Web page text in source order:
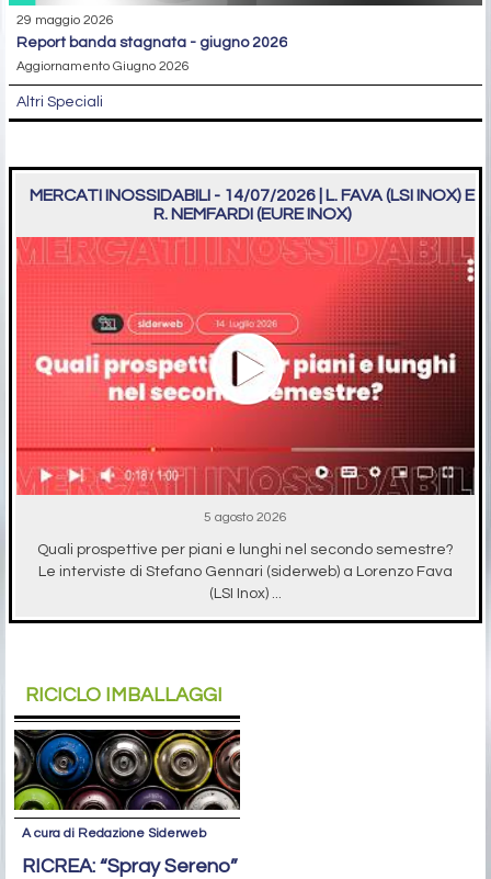
29 maggio 2026
report banda stagnata - giugno 2026
Aggiornamento Giugno 2026
Altri Speciali
MERCATI INOSSIDABILI - 14/07/2026 | L. FAVA (LSI INOX) E
R. NEMFARDI (EURE INOX)
5 agosto 2026
Quali prospettive per piani e lunghi nel secondo semestre?
Le interviste di Stefano Gennari (siderweb) a Lorenzo Fava
(LSI Inox) ...
RICICLO IMBALLAGGI
A cura di Redazione Siderweb
RICREA: “Spray Sereno”